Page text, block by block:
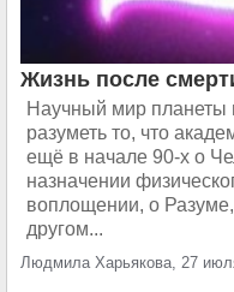
Жизнь после
Научный мир планеты
разуметь то, что
ещё в начале 90-х о
назначении
воплощении, о
другом...
Людмила Харьякова, 27